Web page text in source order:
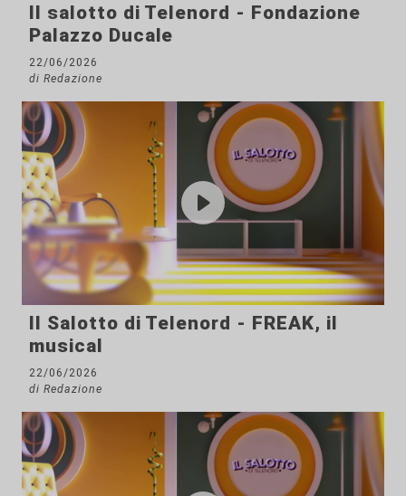
Il salotto di Telenord - Fondazione
Palazzo Ducale
22/06/2026
di Redazione
Il Salotto di Telenord - FREAK, il
musical
22/06/2026
di Redazione